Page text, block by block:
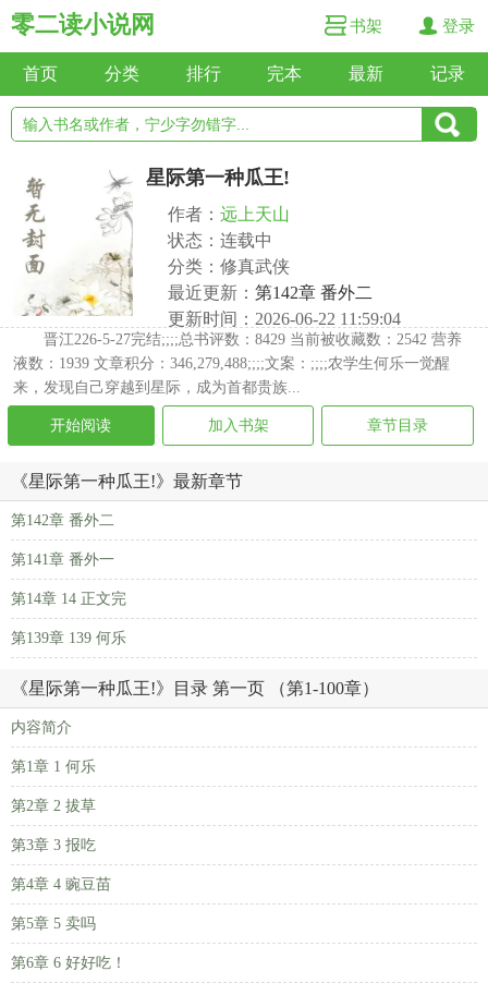
零二读小说网 书架 登录
首页 分类 排行 完本 最新 记录
星际第一种瓜王!
作者： 远上天山
状态：连载中
分类：修真武侠
最近更新： 第142章 番外二
更新时间：2026-06-22 11:59:04
晋江226-5-27完结;;;;总书评数：8429 当前被收藏数：2542 营养
液数：1939 文章积分：346,279,488;;;;文案：;;;;农学生何乐一觉醒
来，发现自己穿越到星际，成为首都贵族...
开始阅读 加入书架 章节目录
《星际第一种瓜王!》最新章节
第142章 番外二
第141章 番外一
第14章 14 正文完
第139章 139 何乐
《星际第一种瓜王!》目录 第一页 （第1-100章）
内容简介
第1章 1 何乐
第2章 2 拔草
第3章 3 报吃
第4章 4 豌豆苗
第5章 5 卖吗
第6章 6 好好吃！